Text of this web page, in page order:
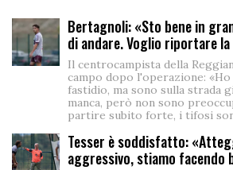
Bertagnoli: «Sto bene in
di andare. Voglio riportare
Il centrocampista della
campo dopo l'operazione:
fastidio, ma sono sulla strada
manca, però non sono
partire subito forte, i tifosi
Tesser è soddisfatto:
aggressivo, stiamo facendo